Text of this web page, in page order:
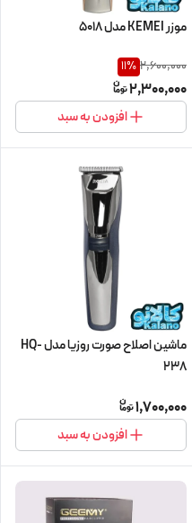
موزر KEMEI مدل 5018
2,600,000
11%
2,300,000
افزودن به سبد
ماشین اصلاح صورت روزیا مدل HQ-
238
1,700,000
افزودن به سبد